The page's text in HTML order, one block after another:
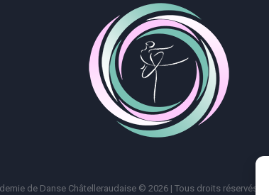
de Danse Châtelleraudaise © 2026 | Tous droits réservés |